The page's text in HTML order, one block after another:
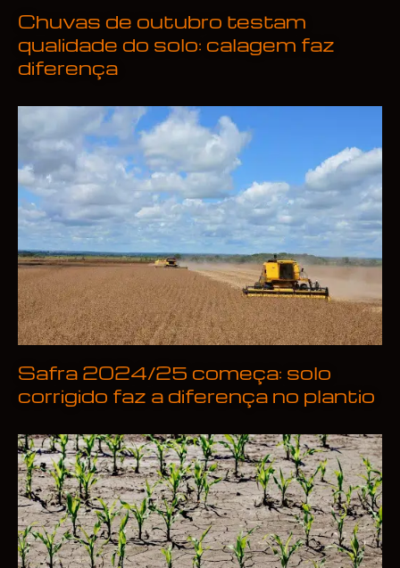
Chuvas de outubro testam
qualidade do solo: calagem faz
diferença
Safra 2024/25 começa: solo
corrigido faz a diferença no plantio